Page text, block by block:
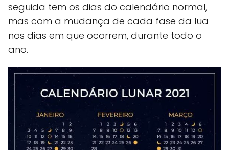
seguida tem os dias do calendário normal,
mas com a mudança de cada fase da lua
nos dias em que ocorrem, durante todo o
ano.